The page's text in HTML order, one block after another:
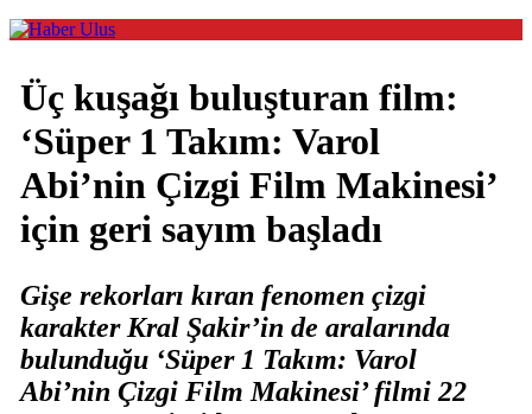
Üç kuşağı buluşturan film:
‘Süper 1 Takım: Varol
Abi’nin Çizgi Film Makinesi’
için geri sayım başladı
Gişe rekorları kıran fenomen çizgi
karakter Kral Şakir’in de aralarında
bulunduğu ‘Süper 1 Takım: Varol
Abi’nin Çizgi Film Makinesi’ filmi 22